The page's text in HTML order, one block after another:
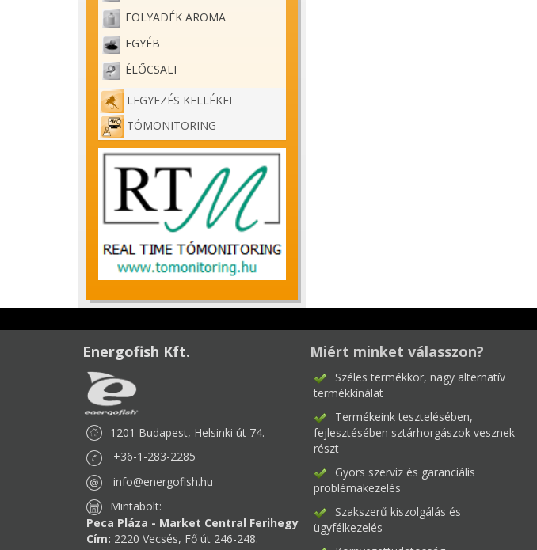
FOLYADÉK AROMA
EGYÉB
ÉLŐCSALI
LEGYEZÉS KELLÉKEI
TÓMONITORING
Energofish Kft.
1201 Budapest, Helsinki út 74.
+36-1-283-2285
info@energofish.hu
Mintabolt:
Peca Pláza - Market Central Ferihegy
Cím: 2220 Vecsés, Fő út 246-248.
Miért minket válasszon?
Széles termékkör, nagy alternatív
termékkínálat
Termékeink tesztelésében,
fejlesztésében sztárhorgászok vesznek
részt
Gyors szerviz és garanciális
problémakezelés
Szakszerű kiszolgálás és
ügyfélkezelés